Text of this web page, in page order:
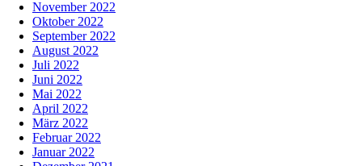
November 2022
Oktober 2022
September 2022
August 2022
Juli 2022
Juni 2022
Mai 2022
April 2022
März 2022
Februar 2022
Januar 2022